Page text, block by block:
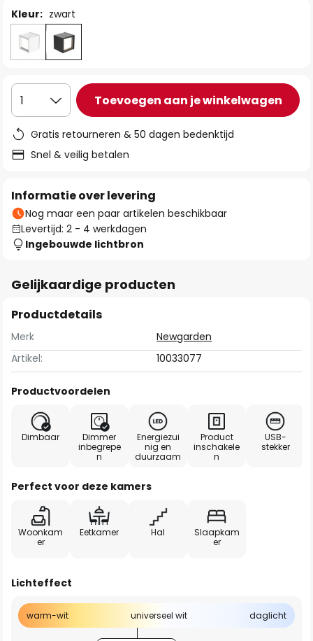
Kleur: zwart
1 Toevoegen aan je winkelwagen
Gratis retourneren & 50 dagen bedenktijd
Snel & veilig betalen
Informatie over levering
Nog maar een paar artikelen beschikbaar
Levertijd: 2 - 4 werkdagen
Ingebouwde lichtbron
Gelijkaardige producten
Productdetails
Merk
Newgarden
Artikel:
10033077
Productvoordelen
Dimbaar
Dimmer
inbegrepe
n
Energiezui
nig en
duurzaam
Product
inschakele
n
USB-
stekker
Perfect voor deze kamers
Woonkam
er
Eetkamer Hal
Slaapkam
er
Lichteffect
warm-wit universeel wit daglicht